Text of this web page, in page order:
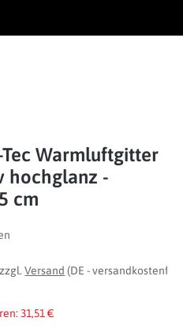
Warmluftgitter
hochglanz -
cm
von 0 von 5 Sternen
Versand (DE - versandkostenfrei
31,51 €